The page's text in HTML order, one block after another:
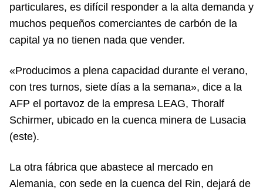
particulares, es difícil responder a la alta demanda y
muchos pequeños comerciantes de carbón de la
capital ya no tienen nada que vender.
«Producimos a plena capacidad durante el verano,
con tres turnos, siete días a la semana», dice a la
AFP el portavoz de la empresa LEAG, Thoralf
Schirmer, ubicado en la cuenca minera de Lusacia
(este).
La otra fábrica que abastece al mercado en
Alemania, con sede en la cuenca del Rin, dejará de